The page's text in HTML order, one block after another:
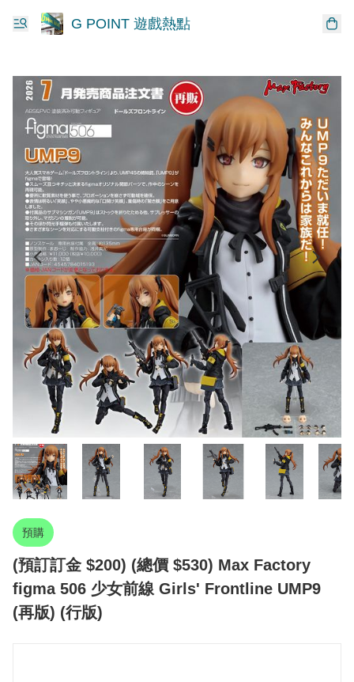
G POINT 遊戲熱點
預購
(預訂訂金 $200) (總價 $530) Max Factory
figma 506 少女前線 Girls' Frontline UMP9
(再版) (行版)